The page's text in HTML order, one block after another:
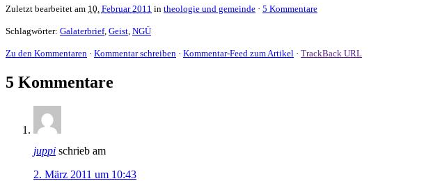
Zuletzt bearbeitet am 10. Februar 2011 in theologie und gemeinde · 5 Kommentare
Schlagwörter: Galaterbrief, Geist NGÜ
Zu den Kommentaren · Kommentar schreiben · Kommentar-Feed zum Artikel · TrackBack URL
5 Kommentare
juppi schrieb am
2. März 2011 um 10:43